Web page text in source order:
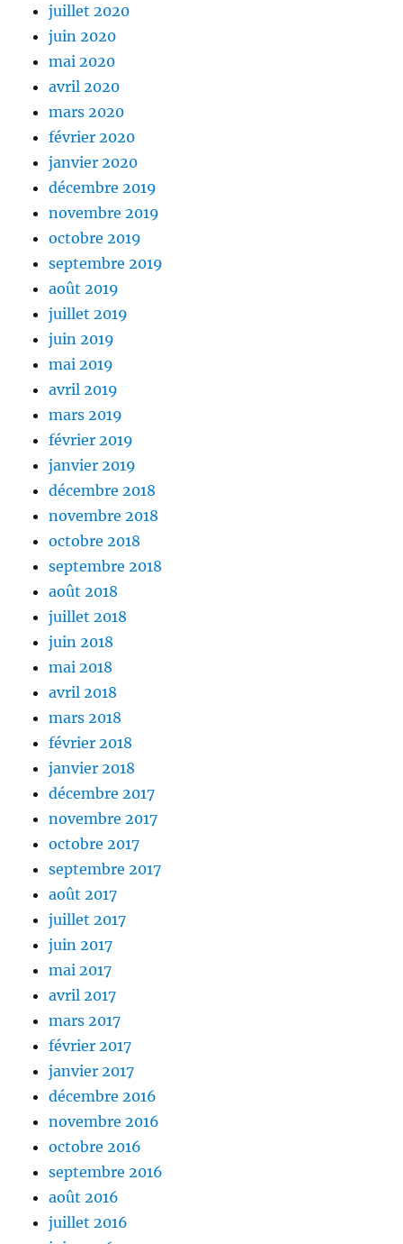
juillet 2020
juin 2020
mai 2020
avril 2020
mars 2020
février 2020
janvier 2020
décembre 2019
novembre 2019
octobre 2019
septembre 2019
août 2019
juillet 2019
juin 2019
mai 2019
avril 2019
mars 2019
février 2019
janvier 2019
décembre 2018
novembre 2018
octobre 2018
septembre 2018
août 2018
juillet 2018
juin 2018
mai 2018
avril 2018
mars 2018
février 2018
janvier 2018
décembre 2017
novembre 2017
octobre 2017
septembre 2017
août 2017
juillet 2017
juin 2017
mai 2017
avril 2017
mars 2017
février 2017
janvier 2017
décembre 2016
novembre 2016
octobre 2016
septembre 2016
août 2016
juillet 2016